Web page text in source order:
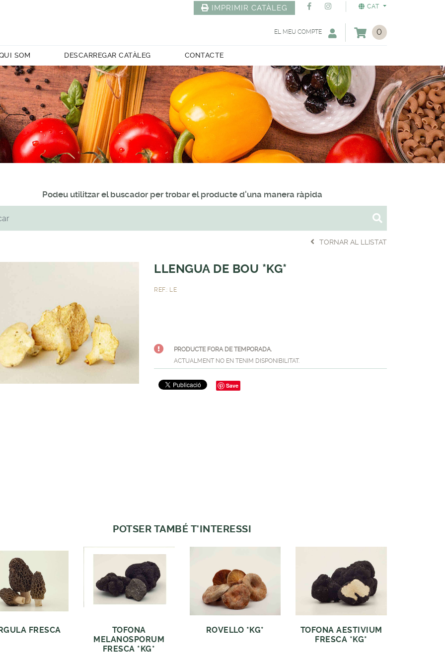
CAT
IMPRIMIR CATÀLEG
0
EL MEU COMPTE
SOM DESCARREGAR CATÀLEG CONTACTE
Podeu utilitzar el buscador per trobar el producte d'una manera ràpida
TORNAR AL LLISTAT
LLENGUA DE BOU *KG*
REF.: LE
PRODUCTE FORA DE TEMPORADA.
ACTUALMENT NO EN TENIM DISPONIBILITAT.
Save
POTSER TAMBÉ T'INTERESSI
FRESCA
TOFONA
MELANOSPORUM
FRESCA *KG*
ROVELLO *KG*
TOFONA AESTIVIUM
FRESCA *KG*